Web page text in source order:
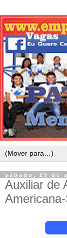
sábado, 25 de
Auxiliar de